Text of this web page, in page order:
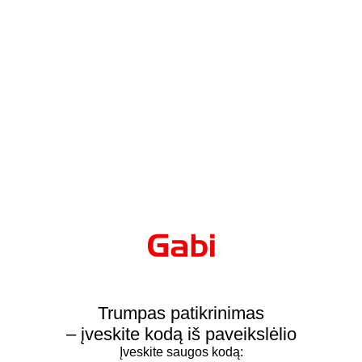
Trumpas patikrinimas
– įveskite kodą iš paveikslėlio
Įveskite saugos kodą: